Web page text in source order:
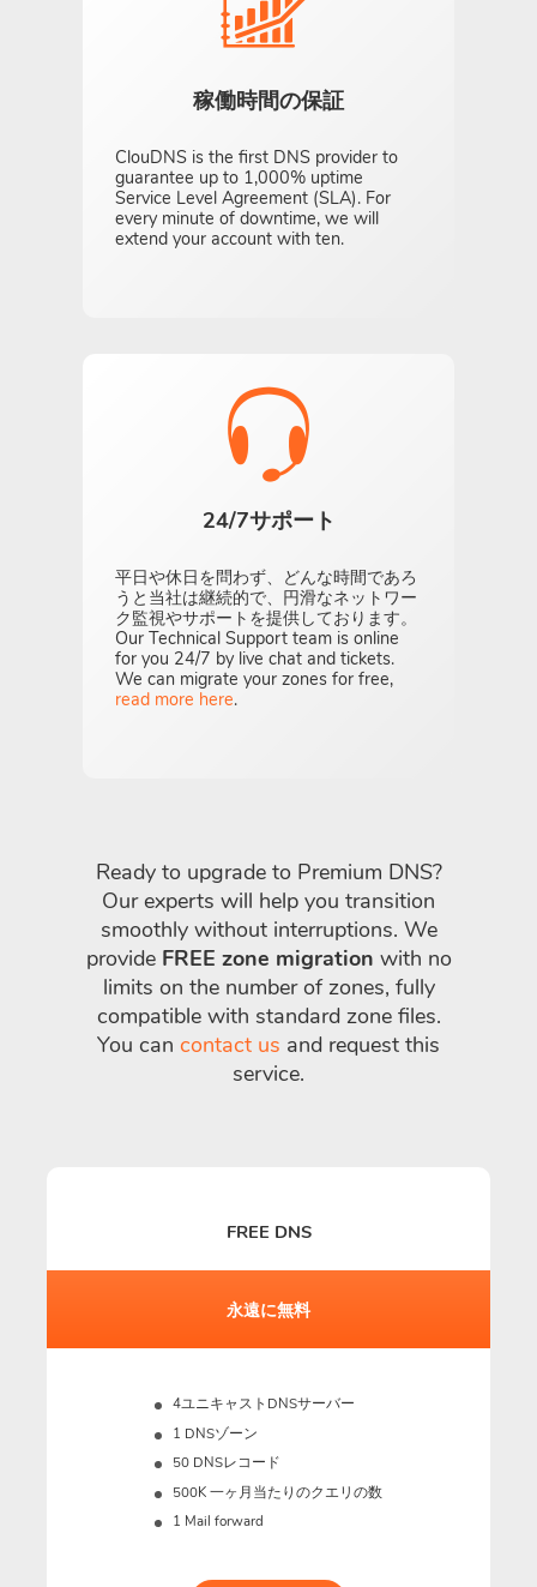
稼働時間の保証
ClouDNS is the first DNS provider to
guarantee up to 1,000% uptime
Service Level Agreement (SLA). For
every minute of downtime, we will
extend your account with ten.
24/7サポート
平日や休日を問わず、どんな時間であろ
うと当社は継続的で、円滑なネットワー
ク監視やサポートを提供しております。
Our Technical Support team is online
for you 24/7 by live chat and tickets.
We can migrate your zones for free,
read more here.
Ready to upgrade to Premium DNS?
Our experts will help you transition
smoothly without interruptions. We
provide FREE zone migration with no
limits on the number of zones, fully
compatible with standard zone files.
You can contact us and request this
service.
FREE DNS
永遠に無料
4ユニキャストDNSサーバー
1 DNSゾーン
50 DNSレコード
500K一ヶ月当たりのクエリの数
1 Mail forward